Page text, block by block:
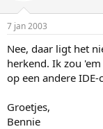
7 jan 2003
Nee, daar ligt het
herkend. Ik zou
op een andere IDE-
Groetjes,
Bennie